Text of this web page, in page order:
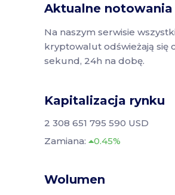
Aktualne notowania
Na naszym serwisie
kryptowalut odświeżają się
sekund, 24h na dobę.
Kapitalizacja rynku
2 308 651 795 590 USD
Zamiana:
0.45%
Wolumen